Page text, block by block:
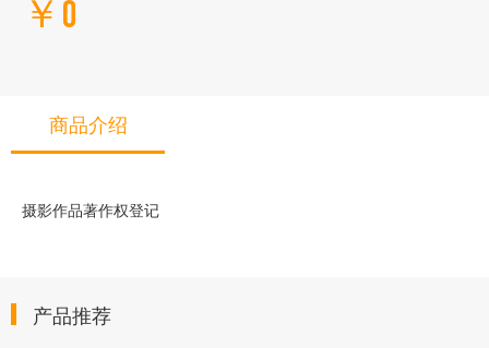
￥0
商品介绍
摄影作品著作权登记
产品推荐